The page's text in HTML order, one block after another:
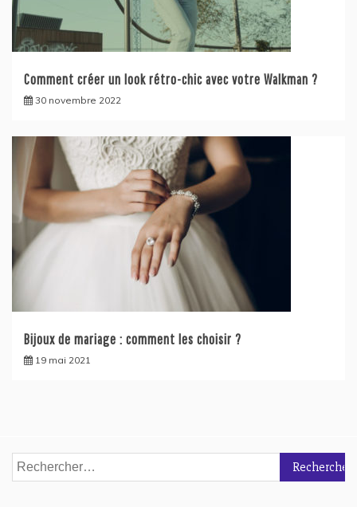
Comment créer un look rétro-chic avec votre Walkman ?
30 novembre 2022
Bijoux de mariage : comment les choisir ?
19 mai 2021
Rechercher :